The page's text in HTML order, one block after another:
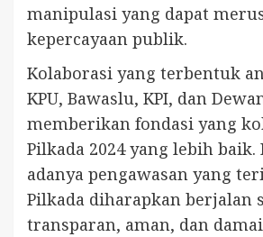
manipulasi yang dapat
kepercayaan publik.
Kolaborasi yang terbentuk
KPU, Bawaslu, KPI, dan
memberikan fondasi yang
Pilkada 2024 yang lebih baik.
adanya pengawasan yang
Pilkada diharapkan berjalan
transparan, aman, dan